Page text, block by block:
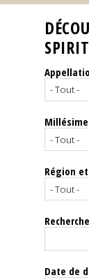
Nos
Notes
Le
Millésime
Région
Date de